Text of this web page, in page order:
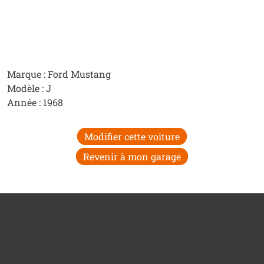
Marque : Ford Mustang
Modèle : J
Année : 1968
Modifier cette voiture
Revenir à mon garage